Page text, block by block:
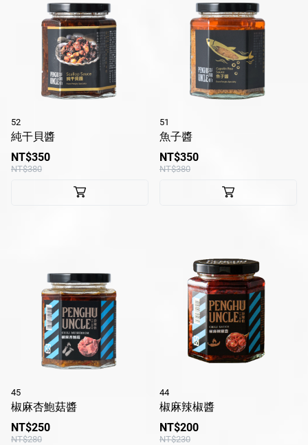
52
純干貝醬
NT$350
NT$380
51
魚子醬
NT$350
NT$380
45
椒麻杏鮑菇醬
NT$250
NT$280
44
椒麻辣椒醬
NT$200
NT$230